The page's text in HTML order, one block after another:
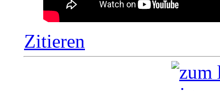
Zitieren